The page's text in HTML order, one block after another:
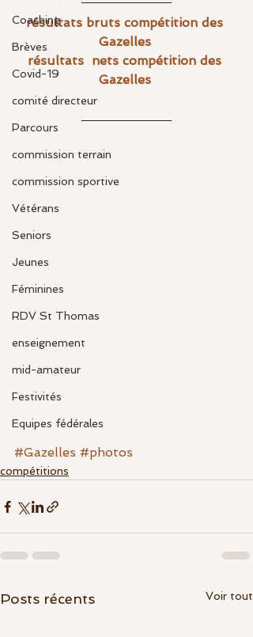
Coaching
Brèves
Covid-19
comité directeur
Parcours
commission terrain
commission sportive
Vétérans
Seniors
Jeunes
Féminines
RDV St Thomas
enseignement
mid-amateur
Festivités
Equipes fédérales
résultats bruts compétition des
Gazelles
résultats  nets compétition des
Gazelles
#Gazelles #photos
compétitions
Posts récents Voir tout